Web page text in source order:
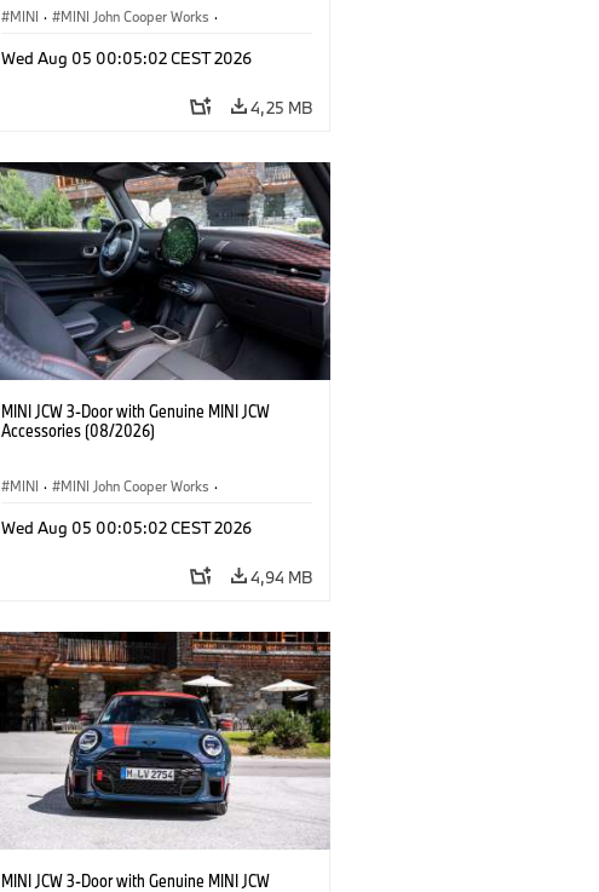
MINI · MINI John Cooper Works ·
Wed Aug 05 00:05:02 CEST 2026
4,25 MB
MINI JCW 3-Door with Genuine MINI JCW
Accessories (08/2026)
MINI · MINI John Cooper Works ·
Wed Aug 05 00:05:02 CEST 2026
4,94 MB
MINI JCW 3-Door with Genuine MINI JCW